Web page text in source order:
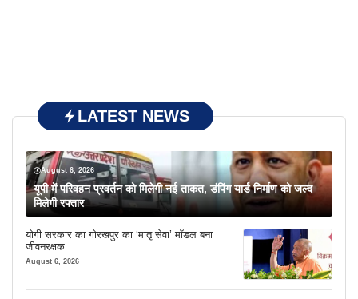
LATEST NEWS
August 6, 2026
यूपी में परिवहन प्रवर्तन को मिलेगी नई ताकत, डंपिंग यार्ड निर्माण को जल्द
मिलेगी रफ्तार
योगी सरकार का गोरखपुर का ‘मातृ सेवा’ मॉडल बना
जीवनरक्षक
August 6, 2026